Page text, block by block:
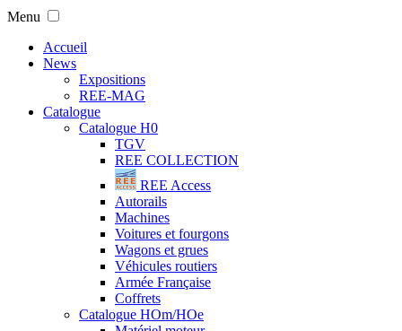
Menu
Accueil
News
Expositions
REE-MAG
Catalogue
Catalogue H0
TGV
REE COLLECTION
REE Access
Autorails
Machines
Voitures et fourgons
Wagons et grues
Véhicules routiers
Armée Française
Coffrets
Catalogue HOm/HOe